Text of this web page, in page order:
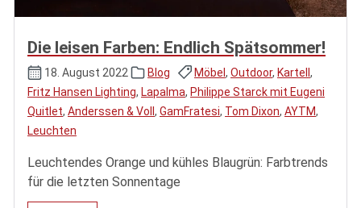
Die leisen Farben: Endlich Spätsommer!
18. August 2022 Blog Möbel , Outdoor, Kartell ,
Fritz Hansen Lighting, Lapalma, Philippe Starck mit Eugeni
Quitlet, Anderssen & Voll , GamFratesi, Tom Dixon, AYTM,
Leuchten
Leuchtendes Orange und kühles Blaugrün: Farbtrends
für die letzten Sonnentage